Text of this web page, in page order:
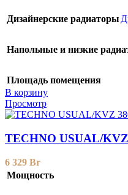
Дизайнерские радиаторы
Напольные и низкие
Площадь помещения
В корзину
Просмотр
TECHNO USUAL/KVZ
6 329 Br
Мощность